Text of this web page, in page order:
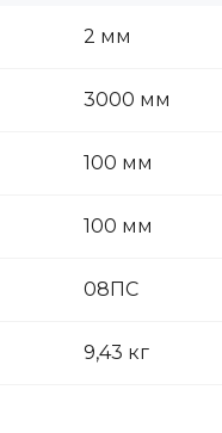
2 мм
3000 мм
100 мм
100 мм
08ПС
9,43 кг